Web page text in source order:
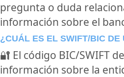
pregunta o duda
información sobre el
¿CUÁL ES EL SWIFT/BIC DE
🔐 El código BIC/SWIFT de
información sobre la